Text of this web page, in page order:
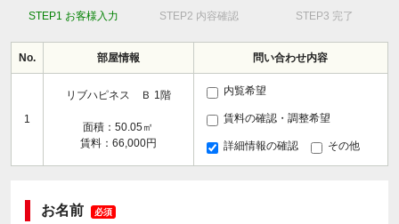
STEP1 お客様入力 STEP2 内容確認 STEP3 完了
No. 部屋情報 問い合わせ内容
1
リブハピネス Ｂ 1階
面積：50.05㎡
賃料：66,000円
内覧希望
賃料の確認・調整希望
詳細情報の確認 その他
お名前 必須